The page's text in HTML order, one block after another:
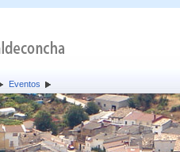
Eventos